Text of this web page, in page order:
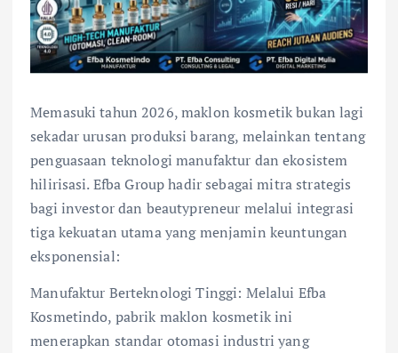
Memasuki tahun 2026, maklon kosmetik bukan lagi
sekadar urusan produksi barang, melainkan tentang
penguasaan teknologi manufaktur dan ekosistem
hilirisasi. Efba Group hadir sebagai mitra strategis
bagi investor dan beautypreneur melalui integrasi
tiga kekuatan utama yang menjamin keuntungan
eksponensial:
Manufaktur Berteknologi Tinggi: Melalui Efba
Kosmetindo, pabrik maklon kosmetik ini
menerapkan standar otomasi industri yang